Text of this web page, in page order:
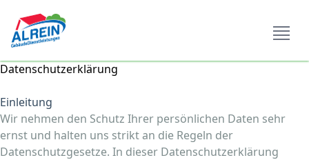
Open
Datenschutzerklärung
Einleitung
Wir nehmen den Schutz Ihrer persönlichen Daten sehr
ernst und halten uns strikt an die Regeln der
Datenschutzgesetze. In dieser Datenschutzerklärung